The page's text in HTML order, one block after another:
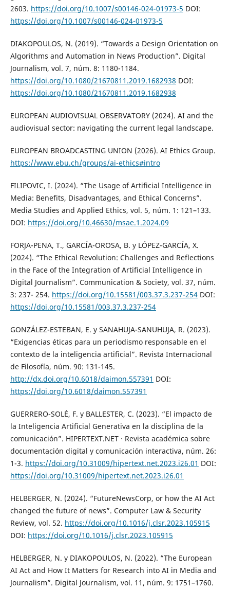
2603. https://doi.org/10.1007/s00146-024-01973-5 DOI:
https://doi.org/10.1007/s00146-024-01973-5
DIAKOPOULOS, N. (2019). “Towards a Design Orientation on
Algorithms and Automation in News Production”. Digital
Journalism, vol. 7, núm. 8: 1180-1184.
https://doi.org/10.1080/21670811.2019.1682938 DOI:
https://doi.org/10.1080/21670811.2019.1682938
EUROPEAN AUDIOVISUAL OBSERVATORY (2024). AI and the
audiovisual sector: navigating the current legal landscape.
EUROPEAN BROADCASTING UNION (2026). AI Ethics Group.
https://www.ebu.ch/groups/ai-ethics#intro
FILIPOVIC, I. (2024). “The Usage of Artificial Intelligence in
Media: Benefits, Disadvantages, and Ethical Concerns”.
Media Studies and Applied Ethics, vol. 5, núm. 1: 121–133.
DOI: https://doi.org/10.46630/msae.1.2024.09
FORJA-PENA, T., GARCÍA-OROSA, B. y LÓPEZ-GARCÍA, X.
(2024). “The Ethical Revolution: Challenges and Reflections
in the Face of the Integration of Artificial Intelligence in
Digital Journalism”. Communication & Society, vol. 37, núm.
3: 237- 254. https://doi.org/10.15581/003.37.3.237-254DOI:
https://doi.org/10.15581/003.37.3.237-254
GONZÁLEZ-ESTEBAN, E. y SANAHUJA-SANUHUJA, R. (2023).
“Exigencias éticas para un periodismo responsable en el
contexto de la inteligencia artificial”. Revista Internacional
de Filosofía, núm. 90: 131-145.
http://dx.doi.org/10.6018/daimon.557391 DOI:
https://doi.org/10.6018/daimon.557391
GUERRERO-SOLÉ, F. y BALLESTER, C. (2023). “El impacto de
la Inteligencia Artificial Generativa en la disciplina de la
comunicación”. HIPERTEXT.NET · Revista académica sobre
documentación digital y comunicación interactiva, núm. 26:
1-3. https://doi.org/10.31009/hipertext.net.2023.i26.01 DOI:
https://doi.org/10.31009/hipertext.net.2023.i26.01
HELBERGER, N. (2024). “FutureNewsCorp, or how the AI Act
changed the future of news”. Computer Law & Security
Review, vol. 52. https://doi.org/10.1016/j.clsr.2023.105915
DOI: https://doi.org/10.1016/j.clsr.2023.105915
HELBERGER, N. y DIAKOPOULOS, N. (2022). “The European
AI Act and How It Matters for Research into AI in Media and
Journalism”. Digital Journalism, vol. 11, núm. 9: 1751–1760.